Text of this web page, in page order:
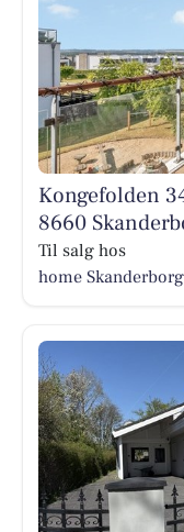
Kongefolden
8660
Til salg hos
home Skanderborg